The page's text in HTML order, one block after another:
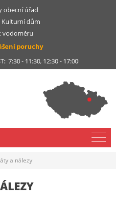
obecní úřad
dům
vodoměru
poruchy
7:30 - 11:30, 12:30 - 17:00
a nálezy